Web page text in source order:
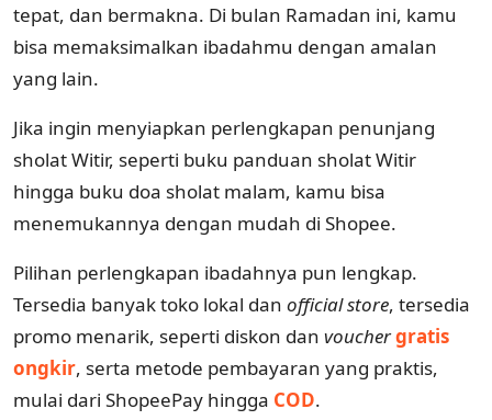
tepat, dan bermakna. Di bulan Ramadan ini, kamu
bisa memaksimalkan ibadahmu dengan amalan
yang lain.
Jika ingin menyiapkan perlengkapan penunjang
sholat Witir, seperti buku panduan sholat Witir
hingga buku doa sholat malam, kamu bisa
menemukannya dengan mudah di Shopee.
Pilihan perlengkapan ibadahnya pun lengkap.
Tersedia banyak toko lokal dan official store, tersedia
promo menarik, seperti diskon dan vouchergratis
ongkir, serta metode pembayaran yang praktis,
mulai dari ShopeePay hingga COD.